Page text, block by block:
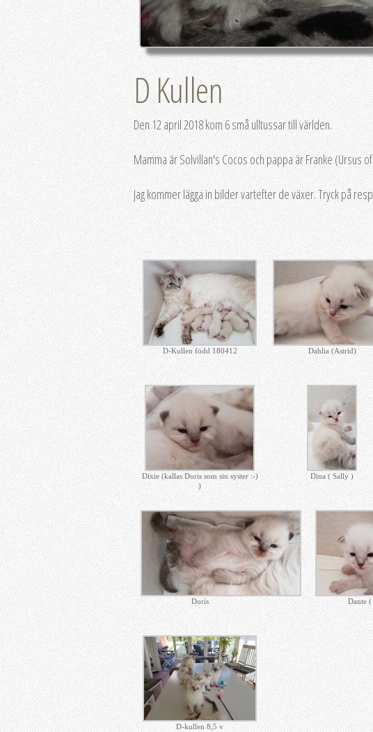
D Kullen
Den 12 april 2018 kom 6 små ulltussar till världen.
Mamma är Solvillan's Cocos och pappa är Franke (Ursus
Jag kommer lägga in bilder vartefter de växer. Tryck på
D-Kullen född 180412 Dahlia (Astrid)
Dixie (kallas Doris som sin syster :-)
)
Dina ( Sally )
Doris Dante
D-kullen 8,5 v